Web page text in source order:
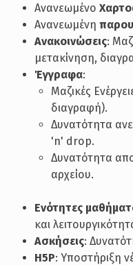
Ανανεωμένο
Ανανεωμένη
Ανακοινώσεις:
μετακίνηση,
Έγγραφα:
Μαζικές
διαγραφή).
Δυνατότητα
'n' drop.
Δυνατότητα
αρχείου.
Ενότητες
και
Ασκήσεις:
H5P: Υποστήριξη